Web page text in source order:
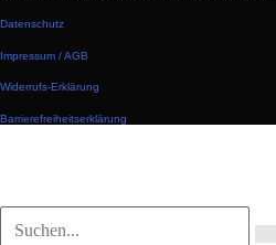
Datenschutz
Impressum / AGB
Widerrufs-Erklärung
Barrierefreiheitserklärung
scrollen